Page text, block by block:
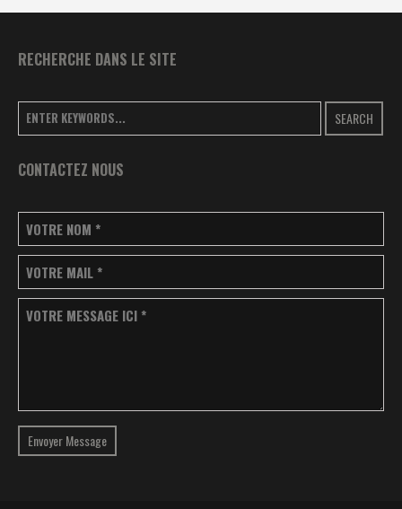
RECHERCHE DANS LE SITE
SEARCH
CONTACTEZ NOUS
VOTRE NOM *
VOTRE MAIL *
VOTRE MESSAGE ICI *
Envoyer Message